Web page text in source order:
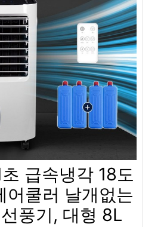
급속냉각 18도
어쿨러 날개없는
풍기, 대형 8L